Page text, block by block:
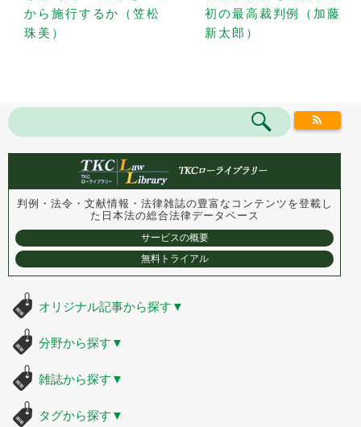
から施行するか（笠松
珠美）
初の最高裁判例（加藤
新太郎）
判例・法令・文献情報・法律雑誌の豊富なコンテンツを登載し
た 日本法の総合法律データベース
サービスの概要
無料トライアル
オリジナル記事から探す ▼
分野から探す ▼
雑誌から探す ▼
タグから探す ▼